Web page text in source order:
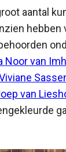
aantal
hebben
Noor van
van